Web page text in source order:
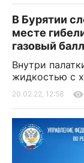
В Бурятии
месте
газовый
Внутри
жидкостью с
20.02.22, 12:58